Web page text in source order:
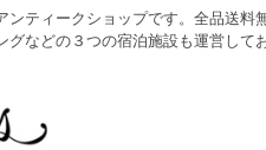
ティークショップです。全品送
などの３つの宿泊施設も運営してお